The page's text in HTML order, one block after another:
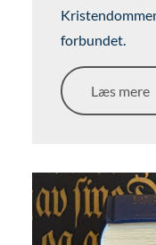
forbundet.
Læs mere